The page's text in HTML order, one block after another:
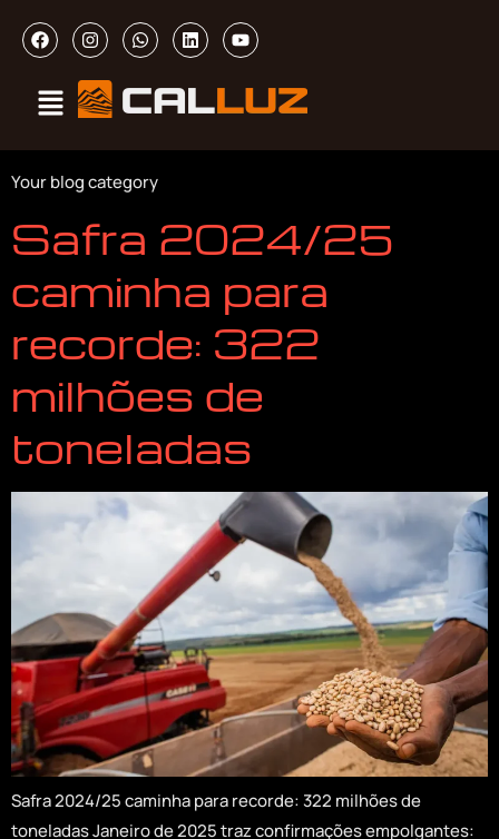
Your blog category
Safra 2024/25
caminha para
recorde: 322
milhões de
toneladas
Safra 2024/25 caminha para recorde: 322 milhões de
toneladas Janeiro de 2025 traz confirmações empolgantes: